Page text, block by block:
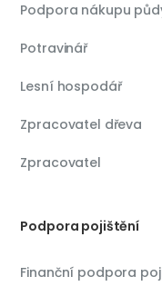
Podpora nákupu
Potravinář
Lesní hospodář
Zpracovatel dřeva
Zpracovatel
Podpora pojištění
Finanční podpora